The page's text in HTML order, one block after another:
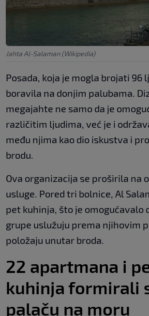
Jahta Al-Salaman (Wikipedia)
Posada, koja je mogla brojati 96
boravila na donjim palubama.
megajahte ne samo da je
različitim ljudima, već je i
među njima kao dio iskustva i
brodu.
Ova organizacija se proširila na
usluge. Pored tri bolnice, Al
pet kuhinja, što je omogućavalo
grupe uslužuju prema njihovim
položaju unutar broda.
22 apartmana i
kuhinja formirali
palaču na moru